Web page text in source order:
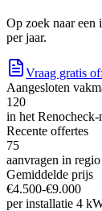
Op zoek naareen
per jaar.
Vraag gratis
Aangesloten
120
in het
Recente offertes
75
aanvragen in regio
Gemiddelde prijs
€4.500-€9.000
perinstallatie 4